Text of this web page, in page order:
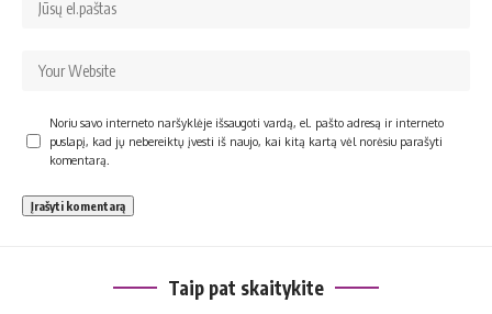
Noriu savo interneto naršyklėje išsaugoti vardą, el. pašto adresą ir interneto
puslapį, kad jų nebereiktų įvesti iš naujo, kai kitą kartą vėl norėsiu parašyti
komentarą.
Taip pat skaitykite